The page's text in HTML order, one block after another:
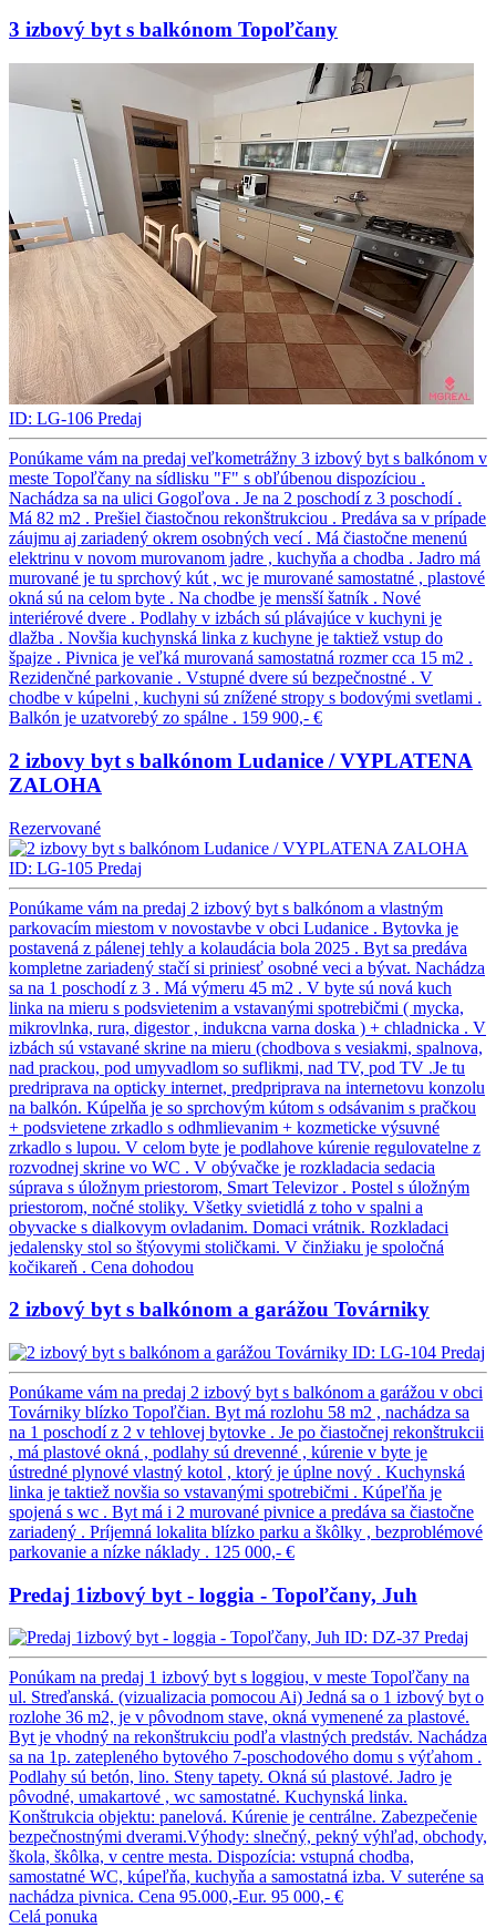
3 izbový byt s balkónom Topoľčany
ID: LG-106 Predaj
Ponúkame vám na predaj veľkometrážny 3 izbový byt s balkónom v
meste Topoľčany na sídlisku "F" s obľúbenou dispozíciou .
Nachádza sa na ulici Gogoľova . Je na 2 poschodí z 3 poschodí .
Má 82 m2 . Prešiel čiastočnou rekonštrukciou . Predáva sa v prípade
záujmu aj zariadený okrem osobných vecí . Má čiastočne menenú
elektrinu v novom murovanom jadre , kuchyňa a chodba . Jadro má
murované je tu sprchový kút , wc je murované samostatné , plastové
okná sú na celom byte . Na chodbe je mensší šatník . Nové
interiérové dvere . Podlahy v izbách sú plávajúce v kuchyni je
dlažba . Novšia kuchynská linka z kuchyne je taktiež vstup do
špajze . Pivnica je veľká murovaná samostatná rozmer cca 15 m2 .
Rezidenčné parkovanie . Vstupné dvere sú bezpečnostné . V
chodbe v kúpelni , kuchyni sú znížené stropy s bodovými svetlami .
Balkón je uzatvorebý zo spálne . 159 900,- €
2 izbovy byt s balkónom Ludanice / VYPLATENA
ZALOHA
Rezervované
ID: LG-105 Predaj
Ponúkame vám na predaj 2 izbový byt s balkónom a vlastným
parkovacím miestom v novostavbe v obci Ludanice . Bytovka je
postavená z pálenej tehly a kolaudácia bola 2025 . Byt sa predáva
kompletne zariadený stačí si priniesť osobné veci a bývat. Nachádza
sa na 1 poschodí z 3 . Má výmeru 45 m2 . V byte sú nová kuch
linka na mieru s podsvietenim a vstavanými spotrebičmi ( mycka,
mikrovlnka, rura, digestor , indukcna varna doska ) + chladnicka . V
izbách sú vstavané skrine na mieru (chodbova s vesiakmi, spalnova,
nad prackou, pod umyvadlom so suflikmi, nad TV, pod TV .Je tu
predriprava na opticky internet, predpriprava na internetovu konzolu
na balkón. Kúpelňa je so sprchovým kútom s odsávanim s pračkou
+ podsvietene zrkadlo s odhmlievanim + kozmeticke výsuvné
zrkadlo s lupou. V celom byte je podlahove kúrenie regulovatelne z
rozvodnej skrine vo WC . V obývačke je rozkladacia sedacia
súprava s úložnym priestorom, Smart Televizor . Postel s úložným
priestorom, nočné stoliky. Všetky svietidlá z toho v spalni a
obyvacke s dialkovym ovladanim. Domaci vrátnik. Rozkladaci
jedalensky stol so štýovymi stoličkami. V činžiaku je spoločná
kočikareň . Cena dohodou
2 izbový byt s balkónom a garážou Továrniky
ID: LG-104 Predaj
Ponúkame vám na predaj 2 izbový byt s balkónom a garážou v obci
Továrniky blízko Topoľčian. Byt má rozlohu 58 m2 , nachádza sa
na 1 poschodí z 2 v tehlovej bytovke . Je po čiastočnej rekonštrukcii
, má plastové okná , podlahy sú drevenné , kúrenie v byte je
ústredné plynové vlastný kotol , ktorý je úplne nový . Kuchynská
linka je taktiež novšia so vstavanými spotrebičmi . Kúpeľňa je
spojená s wc . Byt má i 2 murované pivnice a predáva sa čiastočne
zariadený . Príjemná lokalita blízko parku a škôlky , bezproblémové
parkovanie a nízke náklady . 125 000,- €
Predaj 1izbový byt - loggia - Topoľčany, Juh
ID: DZ-37 Predaj
Ponúkam na predaj 1 izbový byt s loggiou, v meste Topoľčany na
ul. Streďanská. (vizualizacia pomocou Ai) Jedná sa o 1 izbový byt o
rozlohe 36 m2, je v pôvodnom stave, okná vymenené za plastové.
Byt je vhodný na rekonštrukciu podľa vlastných predstáv. Nachádza
sa na 1p. zatepleného bytového 7-poschodového domu s výťahom .
Podlahy sú betón, lino. Steny tapety. Okná sú plastové. Jadro je
pôvodné, umakartové , wc samostatné. Kuchynská linka.
Konštrukcia objektu: panelová. Kúrenie je centrálne. Zabezpečenie
bezpečnostnými dverami.Výhody: slnečný, pekný výhľad, obchody,
škola, škôlka, v centre mesta. Dispozícia: vstupná chodba,
samostatné WC, kúpeľňa, kuchyňa a samostatná izba. V suteréne sa
nachádza pivnica. Cena 95.000,-Eur. 95 000,- €
Celá ponuka